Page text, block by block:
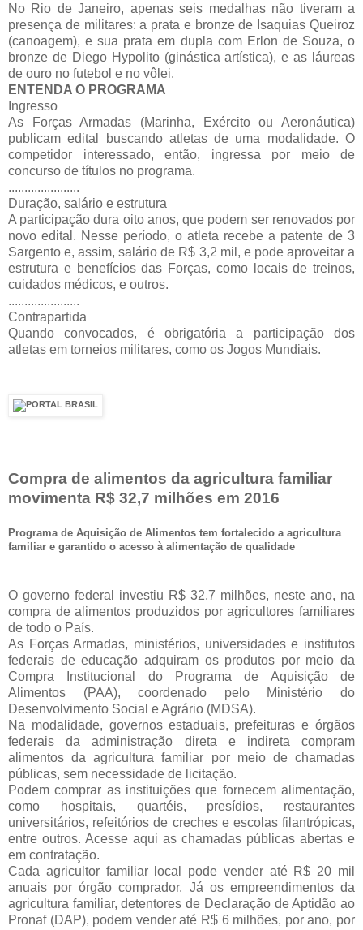
No Rio de Janeiro, apenas seis medalhas não tiveram a
presença de militares: a prata e bronze de Isaquias Queiroz
(canoagem), e sua prata em dupla com Erlon de Souza, o
bronze de Diego Hypolito (ginástica artística), e as láureas
de ouro no futebol e no vôlei.
ENTENDA O PROGRAMA
Ingresso
As Forças Armadas (Marinha, Exército ou Aeronáutica)
publicam edital buscando atletas de uma modalidade. O
competidor interessado, então, ingressa por meio de
concurso de títulos no programa.
......................
Duração, salário e estrutura
A participação dura oito anos, que podem ser renovados por
novo edital. Nesse período, o atleta recebe a patente de 3
Sargento e, assim, salário de R$ 3,2 mil, e pode aproveitar a
estrutura e benefícios das Forças, como locais de treinos,
cuidados médicos, e outros.
......................
Contrapartida
Quando convocados, é obrigatória a participação dos
atletas em torneios militares, como os Jogos Mundiais.
Compra de alimentos da agricultura familiar
movimenta R$ 32,7 milhões em 2016
Programa de Aquisição de Alimentos tem fortalecido a agricultura
familiar e garantido o acesso à alimentação de qualidade
O governo federal investiu R$ 32,7 milhões, neste ano, na
compra de alimentos produzidos por agricultores familiares
de todo o País.
As Forças Armadas, ministérios, universidades e institutos
federais de educação adquiram os produtos por meio da
Compra Institucional do Programa de Aquisição de
Alimentos (PAA), coordenado pelo Ministério do
Desenvolvimento Social e Agrário (MDSA).
Na modalidade, governos estaduais, prefeituras e órgãos
federais da administração direta e indireta compram
alimentos da agricultura familiar por meio de chamadas
públicas, sem necessidade de licitação.
Podem comprar as instituições que fornecem alimentação,
como hospitais, quartéis, presídios, restaurantes
universitários, refeitórios de creches e escolas filantrópicas,
entre outros. Acesse aqui as chamadas públicas abertas e
em contratação.
Cada agricultor familiar local pode vender até R$ 20 mil
anuais por órgão comprador. Já os empreendimentos da
agricultura familiar, detentores de Declaração de Aptidão ao
Pronaf (DAP), podem vender até R$ 6 milhões, por ano, por